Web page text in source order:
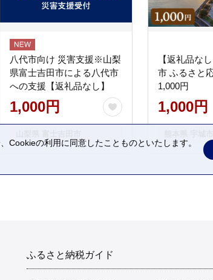
八代市向け 災害支援※山梨
県富士吉田市による八代市
への支援【返礼品なし】
1,000円
【返礼品な
市 ふるさと
1,000円
1,000円
ふるさと納税ガイド
の利用に同意したことものといたします。